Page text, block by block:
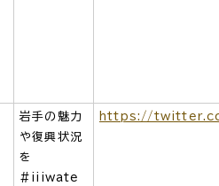
岩手の魅力
や復興状況
を
#iiiwate
https://